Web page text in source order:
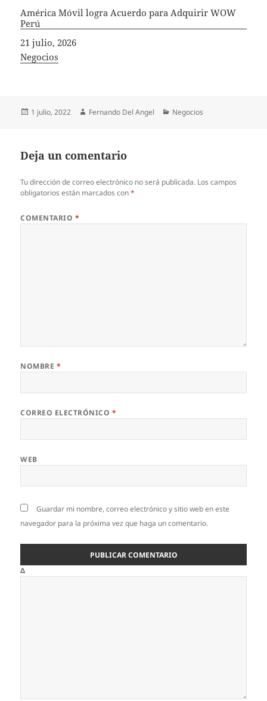
América Móvil logra Acuerdo para Adquirir WOW
Perú
Fecha
21 julio, 2026
In relation to
Negocios
Publicado
1 julio, 2022 Autor
Fernando Del Angel Categorías
Negocios
Deja un comentario
Tu dirección de correo electrónico no será publicada. Los campos
obligatorios están marcados con*
COMENTARIO *
NOMBRE *
CORREO ELECTRÓNICO *
WEB
Guardar mi nombre, correo electrónico y sitio web en este
navegador para la próxima vez que haga un comentario.
Δ